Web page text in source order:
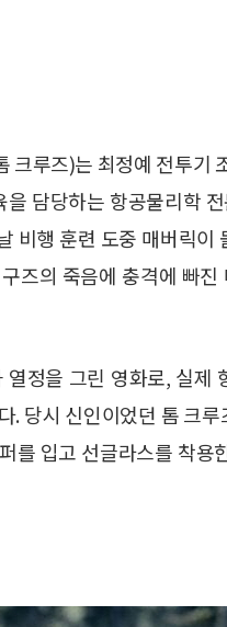
루즈)는 최정예 전투기
담당하는 항공물리학 전
비행 훈련 도중 매버릭이
즈의 죽음에 충격에 빠
정을 그린 영화로, 실제
당시 신인이었던 톰 크
를 입고 선글라스를 착용